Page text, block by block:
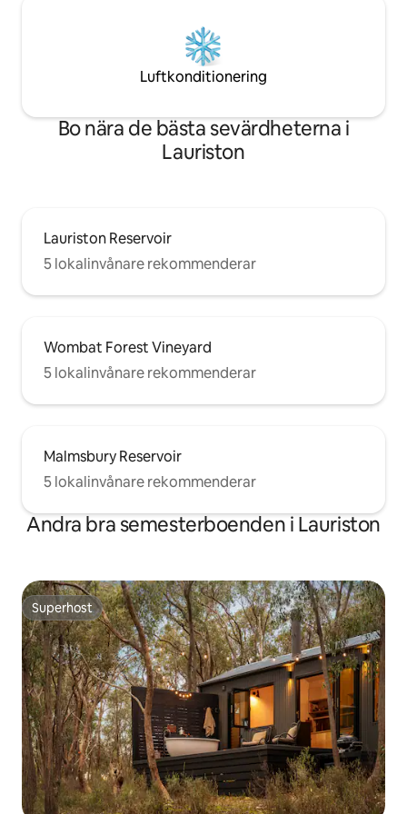
Luftkonditionering
Bo nära de bästa sevärdheterna i
Lauriston
Lauriston Reservoir
5 lokalinvånare rekommenderar
Wombat Forest Vineyard
5 lokalinvånare rekommenderar
Malmsbury Reservoir
5 lokalinvånare rekommenderar
Andra bra semesterboenden i Lauriston
Superhost
Superhost